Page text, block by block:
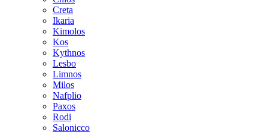
Creta
Ikaria
Kimolos
Kos
Kythnos
Lesbo
Limnos
Milos
Nafplio
Paxos
Rodi
Salonicco